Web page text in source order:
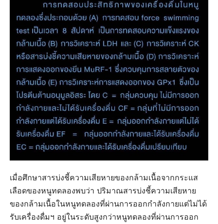
เมื่อศึกษาสารบ่งชี้ความเสียหายของกล้ามเนื้อจากกระแส
เลือดของหนูทดลองพบว่า ปริมาณสารบ่งชี้ความเสียหาย
ของกล้ามเนื้อในหนูทดลองที่ผ่านการออกกำลังกายแต่ไม่ได้
รับเครื่องดื่มฯ อยู่ในระดับสูงกว่าหนูทดลองที่ผ่านการออก